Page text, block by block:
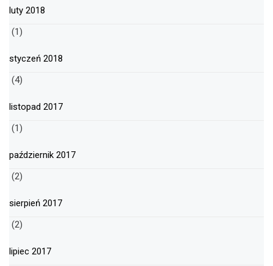
luty 2018
(1)
styczeń 2018
(4)
listopad 2017
(1)
październik 2017
(2)
sierpień 2017
(2)
lipiec 2017